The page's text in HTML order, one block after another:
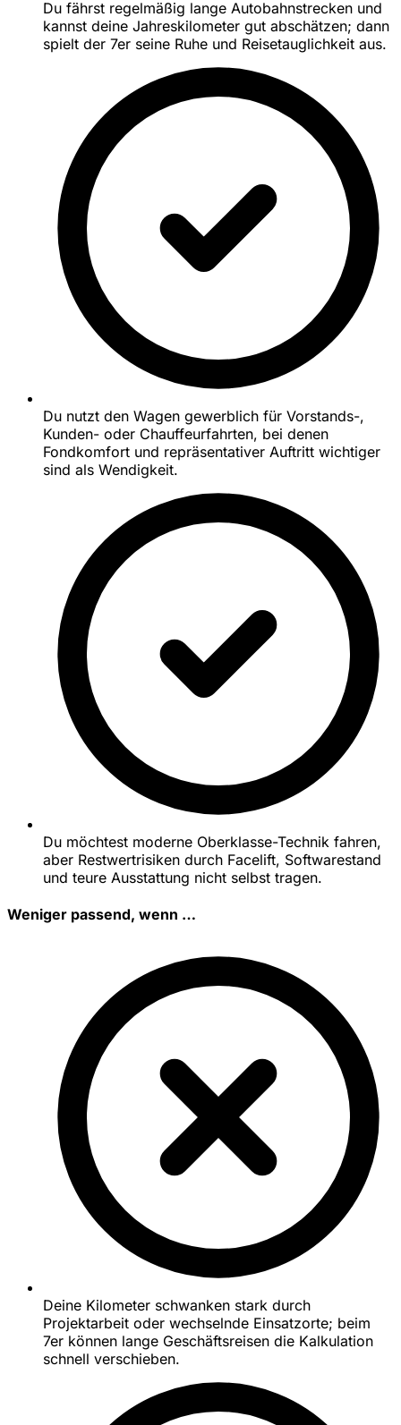
Du fährst regelmäßig lange Autobahnstrecken und
kannst deine Jahreskilometer gut abschätzen; dann
spielt der 7er seine Ruhe und Reisetauglichkeit aus.
Du nutzt den Wagen gewerblich für Vorstands-,
Kunden- oder Chauffeurfahrten, bei denen
Fondkomfort und repräsentativer Auftritt wichtiger
sind als Wendigkeit.
Du möchtest moderne Oberklasse-Technik fahren,
aber Restwertrisiken durch Facelift, Softwarestand
und teure Ausstattung nicht selbst tragen.
Weniger passend, wenn …
Deine Kilometer schwanken stark durch
Projektarbeit oder wechselnde Einsatzorte; beim
7er können lange Geschäftsreisen die Kalkulation
schnell verschieben.